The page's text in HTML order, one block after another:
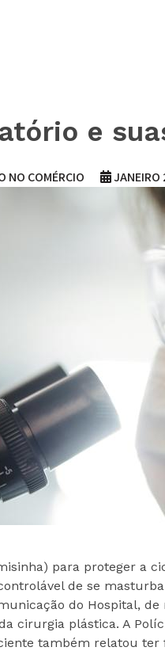
e
NO COMÉRCIO
para proteger a
de se
do Hospital,
cirurgia plástica. A
também relatou